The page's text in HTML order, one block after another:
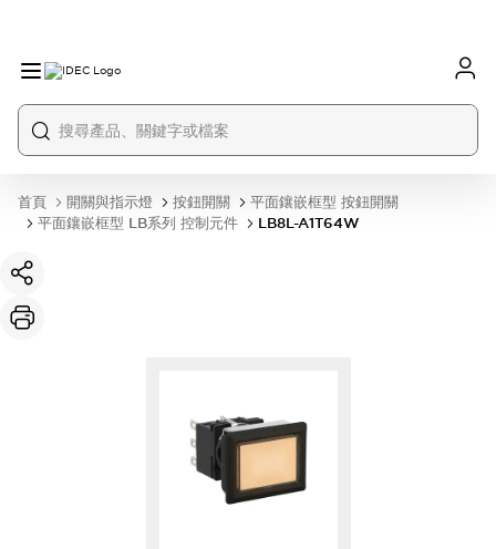
首頁 開關與指示燈 按鈕開關
平面鑲嵌框型 按鈕開關
平面鑲嵌框型 LB系列 控制元件
LB8L-A1T64W